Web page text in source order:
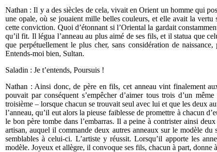
Nathan : Il y a des siècles de cela, vivait en Orient un homme qui
une opale, où se jouaient mille belles couleurs, et elle avait la
cette conviction. Quoi d’étonnant si l’Oriental la gardait
qu’il fit. Il légua l’anneau au plus aimé de ses fils, et il statua que
que perpétuellement le plus cher, sans considération de
Entends-moi bien, Sultan.
Saladin : Je t’entends, Poursuis !
Nathan : Ainsi donc, de père en fils, cet anneau vint finalement
pouvait par conséquent s’empêcher d’aimer tous trois d’un
troisième – lorsque chacun se trouvait seul avec lui et que les deux
l’anneau, qu’il eut alors la pieuse faiblesse de promettre à chacun
le bon père tombe dans l’embarras. Il a peine à contrister ainsi
artisan, auquel il commande deux autres anneaux sur le modèle
semblables à celui-ci. L’artiste y réussit. Lorsqu’il apporte les
modèle. Joyeux et allègre, il convoque ses fils, chacun à part,